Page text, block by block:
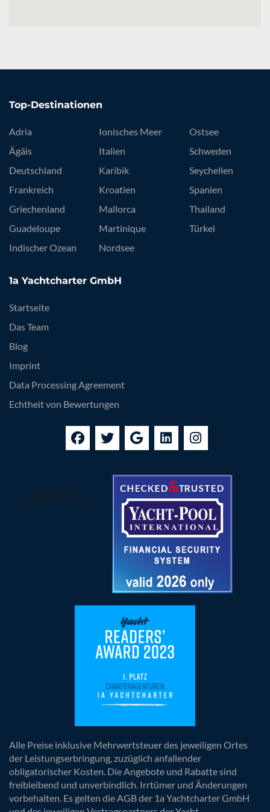
Top-Destinationen
Adria
Ägäis
Deutschland
Frankreich
Griechenland
Guadeloupe
Indischer Ozean
Ionisches Meer
Italien
Karibik
Kroatien
Mallorca
Martinique
Nordsee
Ostsee
Schweden
Seychellen
Spanien
Thailand
Türkei
1a Yachtcharter GmbH
Startseite
Das Team
Blog
Imprint
Data Processing Agreement
Echtheit von Bewertungen
Alle Preise inklusive Mehrwertsteuer des jeweiligen Ortes
der Leistungserbringung, zuzüglich anfallender
obligatorischer Kosten. Die Angebote und Rabatte sind
freibleibend und unverbindlich. Irrtümer und Änderungen
vorbehalten. Es gelten die AGB der 1a Yachtcharter GmbH